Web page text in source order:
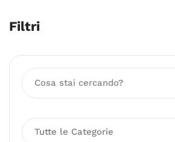
Filtri
Tutte le Categorie